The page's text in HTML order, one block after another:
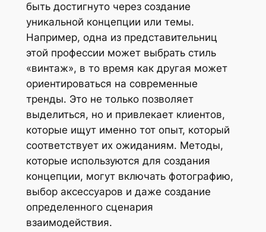
быть достигнуто через создание
уникальной концепции или темы.
Например, одна из представительниц
этой профессии может выбрать стиль
«винтаж», в то время как другая может
ориентироваться на современные
тренды. Это не только позволяет
выделиться, но и привлекает клиентов,
которые ищут именно тот опыт, который
соответствует их ожиданиям. Методы,
которые используются для создания
концепции, могут включать фотографию,
выбор аксессуаров и даже создание
определенного сценария
взаимодействия.